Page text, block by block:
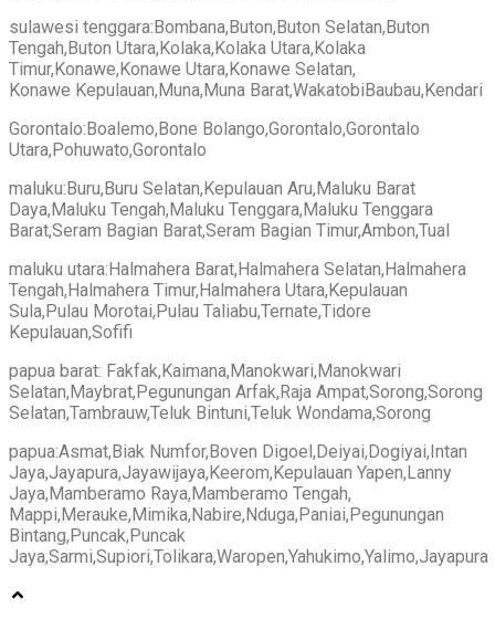
sulawesi tenggara:Bombana,Buton,Buton Selatan,Buton
Tengah,Buton Utara,Kolaka,Kolaka Utara,Kolaka
Timur,Konawe,Konawe Utara,Konawe Selatan,
Konawe Kepulauan,Muna,Muna Barat,WakatobiBaubau,Kendari
Gorontalo:Boalemo,Bone Bolango,Gorontalo,Gorontalo
Utara,Pohuwato,Gorontalo
maluku:Buru,Buru Selatan,Kepulauan Aru,Maluku Barat
Daya,Maluku Tengah,Maluku Tenggara,Maluku Tenggara
Barat,Seram Bagian Barat,Seram Bagian Timur,Ambon,Tual
maluku utara:Halmahera Barat,Halmahera Selatan,Halmahera
Tengah,Halmahera Timur,Halmahera Utara,Kepulauan
Sula,Pulau Morotai,Pulau Taliabu,Ternate,Tidore
Kepulauan,Sofifi
papua barat: Fakfak,Kaimana,Manokwari,Manokwari
Selatan,Maybrat,Pegunungan Arfak,Raja Ampat,Sorong,Sorong
Selatan,Tambrauw,Teluk Bintuni,Teluk Wondama,Sorong
papua:Asmat,Biak Numfor,Boven Digoel,Deiyai,Dogiyai,Intan
Jaya,Jayapura,Jayawijaya,Keerom,Kepulauan Yapen,Lanny
Jaya,Mamberamo Raya,Mamberamo Tengah,
Mappi,Merauke,Mimika,Nabire,Nduga,Paniai,Pegunungan
Bintang,Puncak,Puncak
Jaya,Sarmi,Supiori,Tolikara,Waropen,Yahukimo,Yalimo,Jayapura